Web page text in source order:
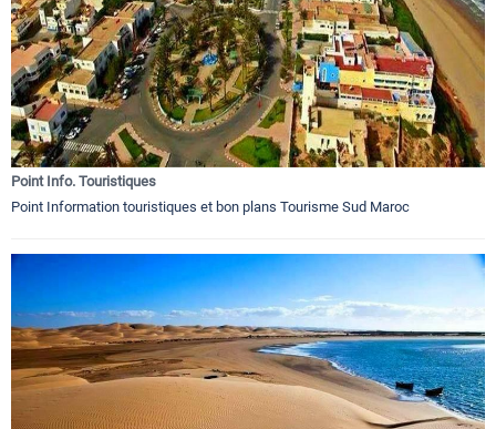
Point Info. Touristiques
Point Information touristiques et bon plans Tourisme Sud Maroc